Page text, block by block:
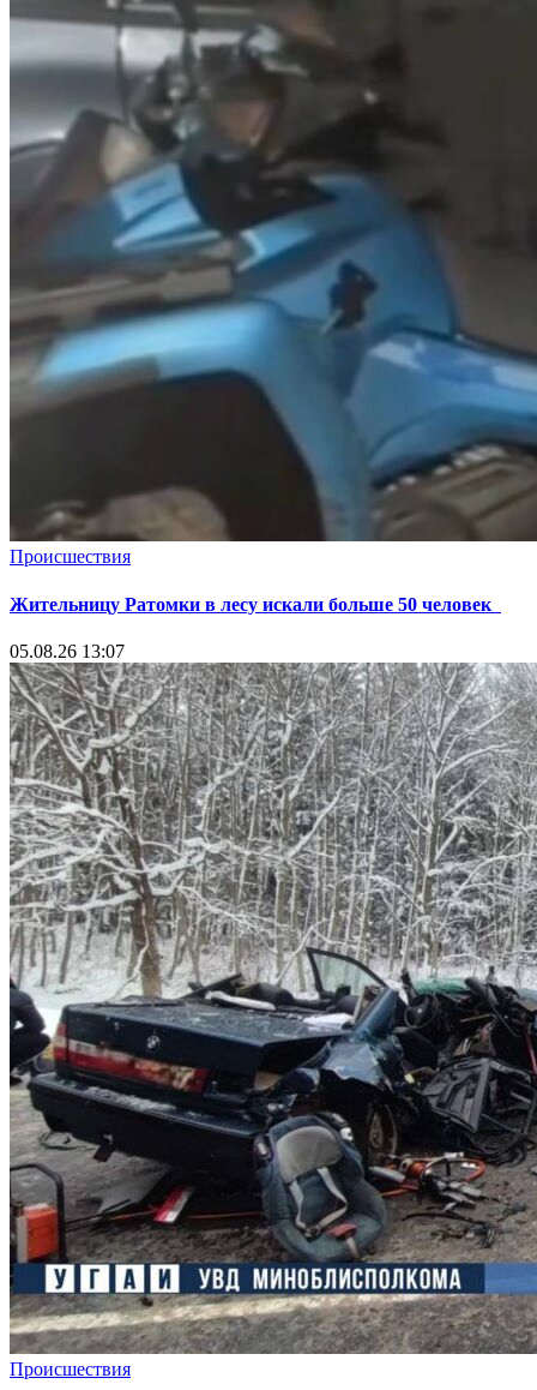
Происшествия
Жительницу Ратомки в лесу искали больше 50 человек
05.08.26 13:07
Происшествия